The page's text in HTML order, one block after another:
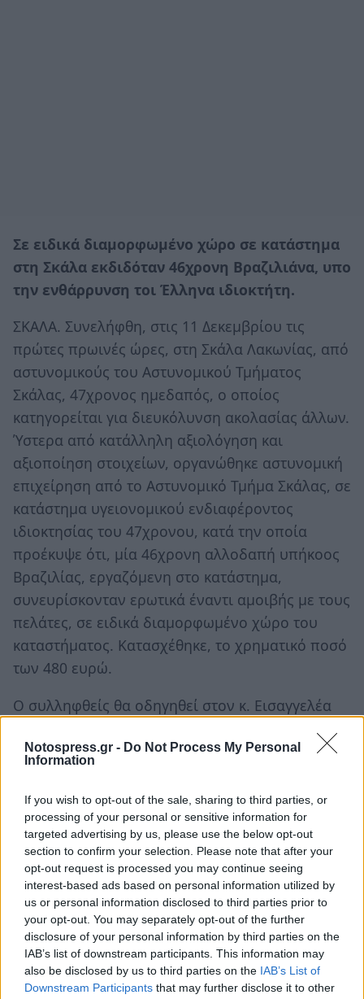
Notospress.gr - Do Not Process My Personal
Information
If you wish to opt-out of the sale, sharing to third parties, or
processing of your personal or sensitive information for
targeted advertising by us, please use the below opt-out
section to confirm your selection. Please note that after your
opt-out request is processed you may continue seeing
interest-based ads based on personal information utilized by
us or personal information disclosed to third parties prior to
your opt-out. You may separately opt-out of the further
disclosure of your personal information by third parties on the
IAB’s list of downstream participants. This information may
also be disclosed by us to third parties on the IAB’s List of
Downstream Participants that may further disclose it to other
Σε ειδικά διαμορφωμένο χώρο σε κατάστημα
στη Σκάλα εκδιδόταν 46χρονη Βραζιλιάνα, υπο
την ενθάρρυνση τοι Έλληνα ιδιοκτήτη.
ΣΚΑΛΑ. Συνελήφθη, στις 11 Δεκεμβρίου τις
πρώτες πρωινές ώρες, στη Σκάλα Λακωνίας, από
αστυνομικούς του Αστυνομικού Τμήματος
Σκάλας, 47χρονος ημεδαπός, ο οποίος
κατηγορείται για διευκόλυνση ακολασίας άλλων.
Ύστερα από κατάλληλη αξιολόγηση και
αξιοποίηση στοιχείων, οργανώθηκε αστυνομική
επιχείρηση από το Αστυνομικό Τμήμα Σκάλας, σε
κατάστημα υγειονομικού ενδιαφέροντος
ιδιοκτησίας του 47χρονου, κατά την οποία
προέκυψε ότι, μία 46χρονη αλλοδαπή υπήκοος
Βραζιλίας, εργαζόμενη στο κατάστημα,
συνευρίσκονταν ερωτικά έναντι αμοιβής με τους
πελάτες, σε ειδικά διαμορφωμένο χώρο του
καταστήματος. Κατασχέθηκε, το χρηματικό ποσό
των 480 ευρώ.
Ο συλληφθείς θα οδηγηθεί στον κ. Εισαγγελέα
46χρονης σχηματίστηκε δικογραφία για
με αμοιβή προσώπων».
Η αστυνομική έρευνα και το προανακριτικό έργο
διενεργούνται από το Αστυνομικό Τμήμα
Σκάλας.